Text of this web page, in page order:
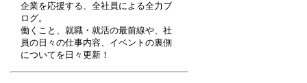
企業を応援する、全社員による全力ブ
ログ。
働くこと、就職・就活の最前線や、社
員の日々の仕事内容、イベントの裏側
についてを日々更新！